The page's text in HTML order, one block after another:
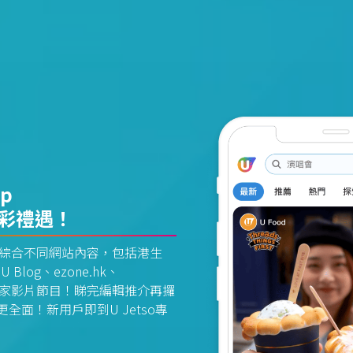
禮遇！
合不同網站內容，包括港生
Blog、ezone.hk、
影片節目！睇完編輯推介再攞
全面！新用戶即到U Jetso專